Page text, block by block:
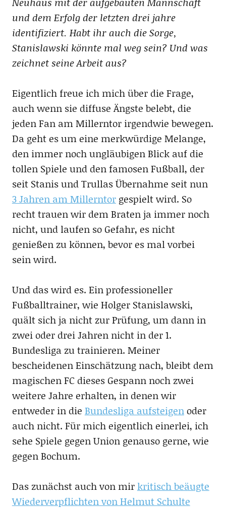
und dem Erfolg der letzten drei jahre
identifiziert. Habt ihr auch die Sorge,
Stanislawski könnte mal weg sein? Und was
zeichnet seine Arbeit aus?
Eigentlich freue ich mich über die Frage,
auch wenn sie diffuse Ängste belebt, die
jeden Fan am Millerntor irgendwie bewegen.
Da geht es um eine merkwürdige Melange,
den immer noch ungläubigen Blick auf die
tollen Spiele und den famosen Fußball, der
seit Stanis und Trullas Übernahme seit nun
3 Jahren am Millerntorgespielt wird. So
recht trauen wir dem Braten ja immer noch
nicht, und laufen so Gefahr, es nicht
genießen zu können, bevor es mal vorbei
sein wird.
Und das wird es. Ein professioneller
Fußballtrainer, wie Holger Stanislawski,
quält sich ja nicht zur Prüfung, um dann in
zwei oder drei Jahren nicht in der 1.
Bundesliga zu trainieren. Meiner
bescheidenen Einschätzung nach, bleibt dem
magischen FC dieses Gespann noch zwei
weitere Jahre erhalten, in denen wir
entweder in die Bundesliga aufsteigenoder
auch nicht. Für mich eigentlich einerlei, ich
sehe Spiele gegen Union genauso gerne, wie
gegen Bochum.
Das zunächst auch von mir kritisch beäugte
Wiederverpflichten von Helmut Schulte